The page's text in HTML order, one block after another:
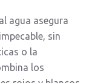
agua asegura
sin
o la
los